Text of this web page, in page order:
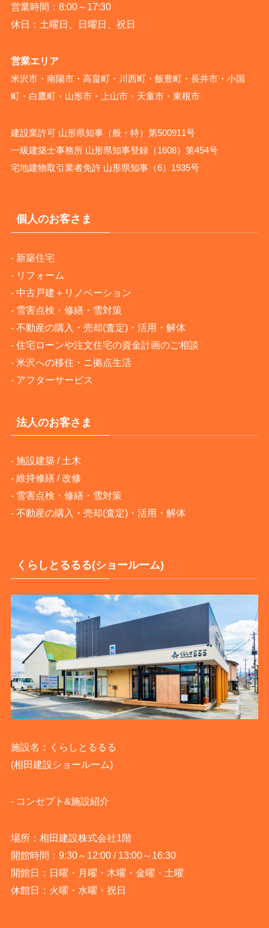
営業時間：8:00～17:30
休日：土曜日、日曜日、祝日
営業エリア
米沢市・南陽市・高畠町・川西町・飯豊町・長井市・小国
町・白鷹町・山形市・上山市・天童市・東根市
建設業許可 山形県知事（般・特）第500911号
一級建築士事務所 山形県知事登録（1608）第454号
宅地建物取引業者免許 山形県知事（6）1935号
個人のお客さま
- 新築住宅
- リフォーム
- 中古戸建＋リノベーション
- 雪害点検・修繕・雪対策
- 不動産の購入・売却(査定)・活用・解体
- 住宅ローンや注文住宅の資金計画のご相談
- 米沢への移住・ニ拠点生活
- アフターサービス
法人のお客さま
- 施設建築 / 土木
- 維持修繕 / 改修
- 雪害点検・修繕・雪対策
- 不動産の購入・売却(査定)・活用・解体
くらしとるるる(ショールーム)
施設名：くらしとるるる
(相田建設ショールーム)
- コンセプト&施設紹介
場所：相田建設株式会社1階
開館時間：9:30～12:00 / 13:00～16:30
開館日：日曜・月曜・木曜・金曜・土曜
休館日：火曜・水曜・祝日